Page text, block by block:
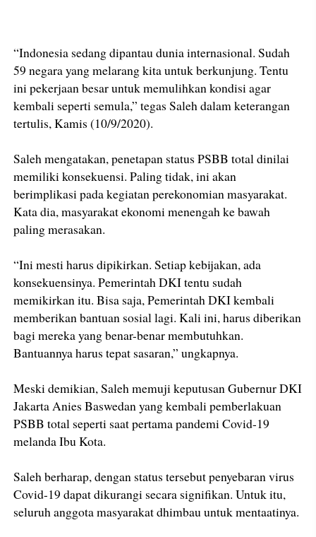
“Indonesia sedang dipantau dunia internasional. Sudah
59 negara yang melarang kita untuk berkunjung. Tentu
ini pekerjaan besar untuk memulihkan kondisi agar
kembali seperti semula,” tegas Saleh dalam keterangan
tertulis, Kamis (10/9/2020).
Saleh mengatakan, penetapan status PSBB total dinilai
memiliki konsekuensi. Paling tidak, ini akan
berimplikasi pada kegiatan perekonomian masyarakat.
Kata dia, masyarakat ekonomi menengah ke bawah
paling merasakan.
“Ini mesti harus dipikirkan. Setiap kebijakan, ada
konsekuensinya. Pemerintah DKI tentu sudah
memikirkan itu. Bisa saja, Pemerintah DKI kembali
memberikan bantuan sosial lagi. Kali ini, harus diberikan
bagi mereka yang benar-benar membutuhkan.
Bantuannya harus tepat sasaran,” ungkapnya.
Meski demikian, Saleh memuji keputusan Gubernur DKI
Jakarta Anies Baswedan yang kembali pemberlakuan
PSBB total seperti saat pertama pandemi Covid-19
melanda Ibu Kota.
Saleh berharap, dengan status tersebut penyebaran virus
Covid-19 dapat dikurangi secara signifikan. Untuk itu,
seluruh anggota masyarakat dhimbau untuk mentaatinya.